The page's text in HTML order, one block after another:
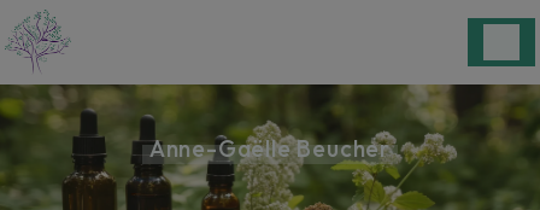
Anne-Gaëlle Beucher
Panneau de gestion des cookies